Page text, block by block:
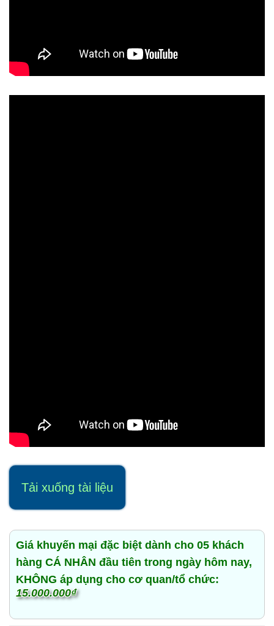
Tải xuống tài liệu
Giá khuyến mại đặc biệt dành cho 05 khách
hàng CÁ NHÂN đầu tiên trong ngày hôm nay,
KHÔNG áp dụng cho cơ quan/tổ chức:
15.000.000₫